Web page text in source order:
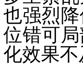
也强烈
位错可
化效果